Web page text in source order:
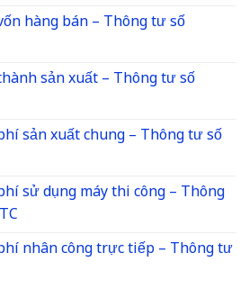
hàng bán – Thông tư số
sản xuất – Thông tư số
sản xuất chung – Thông tư số
sử dụng máy thi công – Thông
nhân công trực tiếp – Thông tư